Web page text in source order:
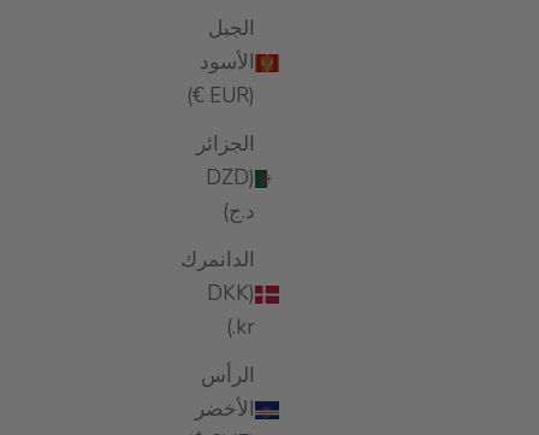
الجبل
الأسود
(EUR €)
الجزائر
(DZD
د.ج)
الدانمرك
(DKK
kr.)
الرأس
الأخضر